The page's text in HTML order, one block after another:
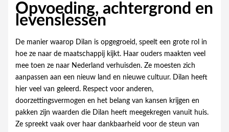
Opvoeding, achtergrond en
levenslessen
De manier waarop Dilan is opgegroeid, speelt een grote rol in
hoe ze naar de maatschappij kijkt. Haar ouders maakten veel
mee toen ze naar Nederland verhuisden. Ze moesten zich
aanpassen aan een nieuw land en nieuwe cultuur. Dilan heeft
hier veel van geleerd. Respect voor anderen,
doorzettingsvermogen en het belang van kansen krijgen en
pakken zijn waarden die Dilan heeft meegekregen vanuit huis.
Ze spreekt vaak over haar dankbaarheid voor de steun van